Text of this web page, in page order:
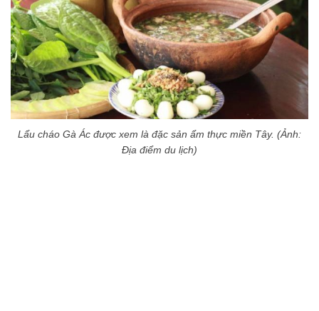
Lẩu cháo Gà Ác được xem là đặc sản ẩm thực miền Tây. (Ảnh:
Địa điểm du lịch)